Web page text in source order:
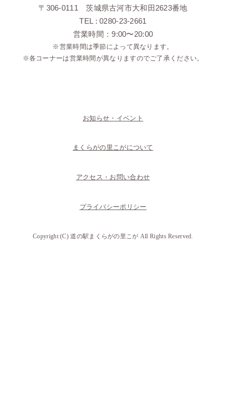
〒306-0111 茨城県古河市大和田2623番地
TEL : 0280-23-2661
営業時間：9:00〜20:00
※営業時間は季節によって異なります。
※各コーナーは営業時間が異なりますのでご了承ください。
お知らせ・イベント
まくらがの里こがについて
アクセス・お問い合わせ
プライバシーポリシー
Copyright (C) 道の駅まくらがの里こが All Rights Reserved.